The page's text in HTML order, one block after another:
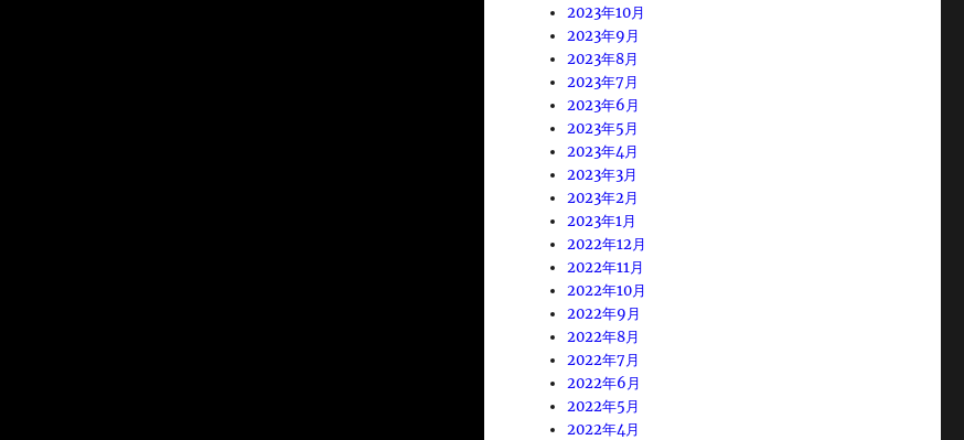
2023年10月
2023年9月
2023年8月
2023年7月
2023年6月
2023年5月
2023年4月
2023年3月
2023年2月
2023年1月
2022年12月
2022年11月
2022年10月
2022年9月
2022年8月
2022年7月
2022年6月
2022年5月
2022年4月